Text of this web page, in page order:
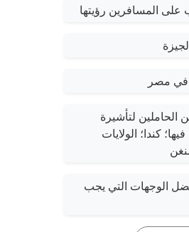
على المسافرين رؤيتها
في مصر
الحاملين لتأشيرة
كندا؛ الولايات
الوجهات التي يجب